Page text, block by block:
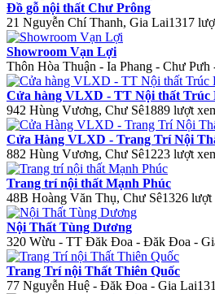
Đồ gỗ nội thất Chư Prông
21 Nguyễn Chí Thanh, Gia Lai1317
Showroom Vạn Lợi
Thôn Hòa Thuận - Ia Phang - Chư Pưh
Cửa hàng VLXD - TT Nội thất Trúc
942 Hùng Vương, Chư Sê1889 lượt
Cửa Hàng VLXD - Trang Trí Nội
882 Hùng Vương, Chư Sê1223 lượt
Trang trí nội thất Mạnh Phúc
48B Hoàng Văn Thụ, Chư Sê1326 lượt
Nội Thất Tùng Dương
320 Wừu - TT Đăk Đoa - Đăk Đoa -
Trang Trí nội Thất Thiên Quốc
77 Nguyễn Huệ - Đăk Đoa - Gia Lai